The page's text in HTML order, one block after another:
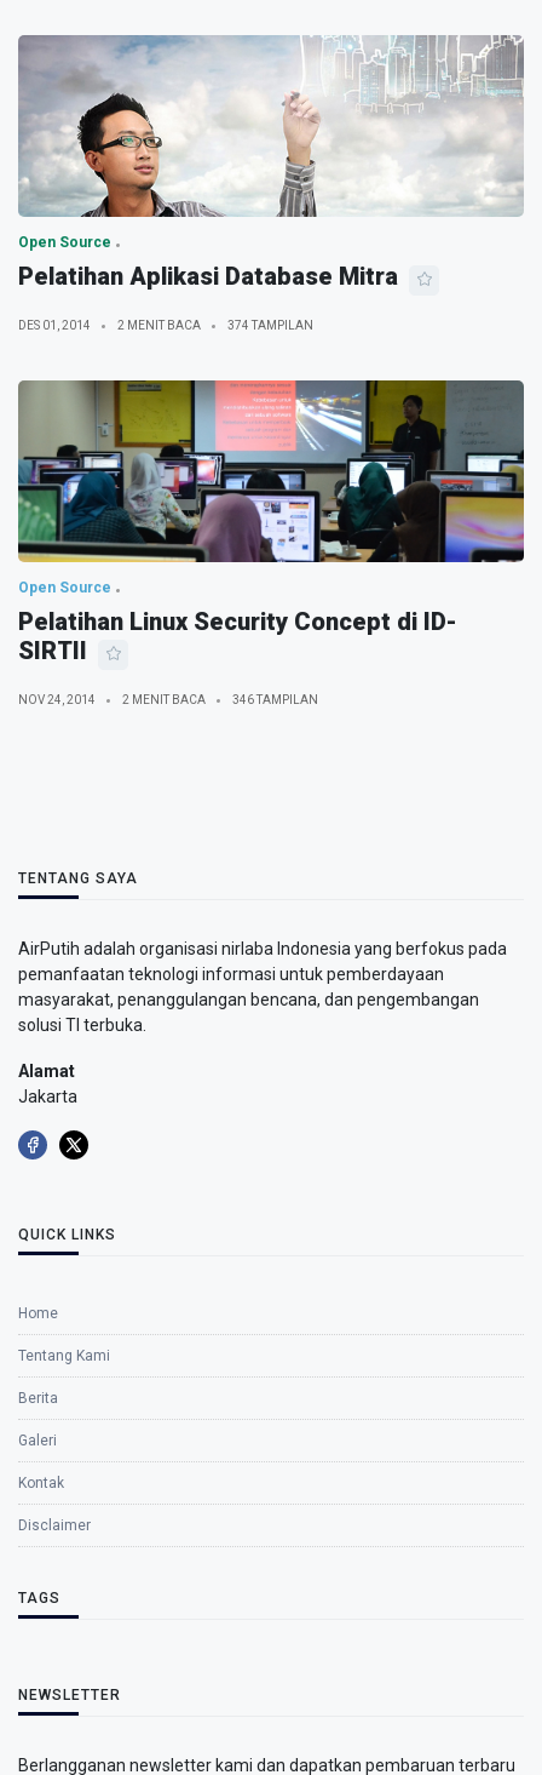
Open Source
Pelatihan Aplikasi Database Mitra
DES 01, 2014 2 MENIT BACA 374 TAMPILAN
Open Source
Pelatihan Linux Security Concept di ID-
SIRTII
NOV 24, 2014 2 MENIT BACA 346 TAMPILAN
TENTANG SAYA
AirPutih adalah organisasi nirlaba Indonesia yang berfokus pada
pemanfaatan teknologi informasi untuk pemberdayaan
masyarakat, penanggulangan bencana, dan pengembangan
solusi TI terbuka.
Alamat
Jakarta
QUICK LINKS
Home
Tentang Kami
Berita
Galeri
Kontak
Disclaimer
TAGS
NEWSLETTER
Berlangganan newsletter kami dan dapatkan pembaruan terbaru